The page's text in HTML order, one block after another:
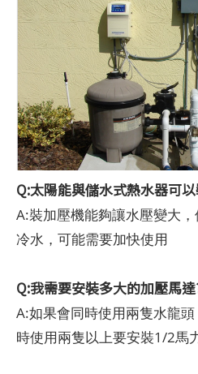
Q:太陽能與儲水式熱水器可
A:裝加壓機能夠讓水壓變大
冷水，可能需要加快使用
Q:我需要安裝多大的加壓馬達
A:如果會同時使用兩隻水龍
時使用兩隻以上要安裝1/2馬